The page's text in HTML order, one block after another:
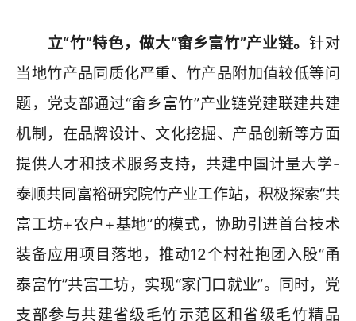
立“竹”特色，做大“畲乡富竹”产业链。针对
当地竹产品同质化严重、竹产品附加值较低等问
题，党支部通过“畲乡富竹”产业链党建联建共建
机制，在品牌设计、文化挖掘、产品创新等方面
提供人才和技术服务支持，共建中国计量大学-
泰顺共同富裕研究院竹产业工作站，积极探索“共
富工坊+农户+基地”的模式，协助引进首台技术
装备应用项目落地，推动12个村社抱团入股“甬
泰富竹”共富工坊，实现“家门口就业”。同时，党
支部参与共建省级毛竹示范区和省级毛竹精品